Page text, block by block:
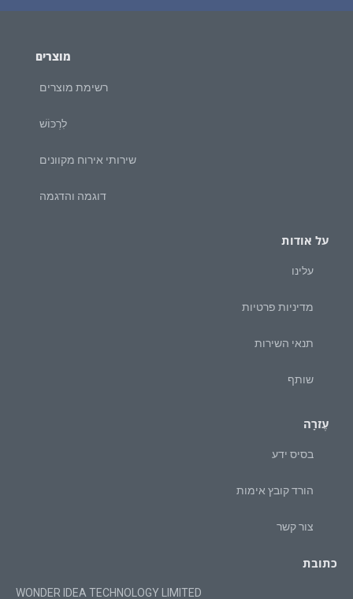
מוצרים
רשימת מוצרים
לִרְכּוֹשׁ
שירותי אירוח מקוונים
דוגמה והדגמה
על אודות
עלינו
מדיניות פרטיות
תנאי השירות
שותף
עֶזרָה
בסיס ידע
הורד קובץ אימות
צור קשר
כתובת
WONDER IDEA TECHNOLOGY LIMITED